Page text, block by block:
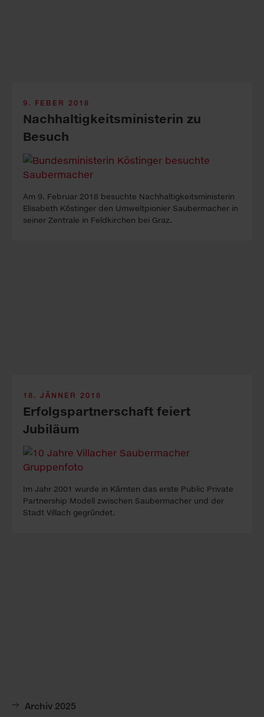
9. FEBER 2018
Nachhaltigkeits­ministerin zu
Besuch
Am 9. Februar 2018 besuchte Nachhaltigkeitsministerin
Elisabeth Köstinger den Umweltpionier Saubermacher in
seiner Zentrale in Feldkirchen bei Graz.
18. JÄNNER 2018
Erfolgspartnerschaft feiert
Jubiläum
Im Jahr 2001 wurde in Kärnten das erste Public Private
Partnership Modell zwischen Saubermacher und der
Stadt Villach gegründet.
Archiv 2025